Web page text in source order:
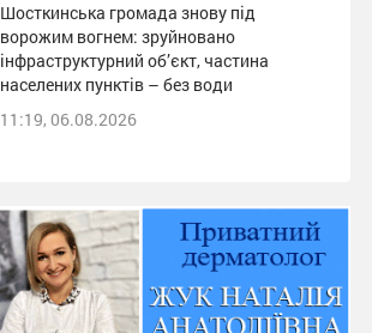
Шосткинська громада знову під
ворожим вогнем: зруйновано
інфраструктурний об’єкт, частина
населених пунктів – без води
11:19, 06.08.2026